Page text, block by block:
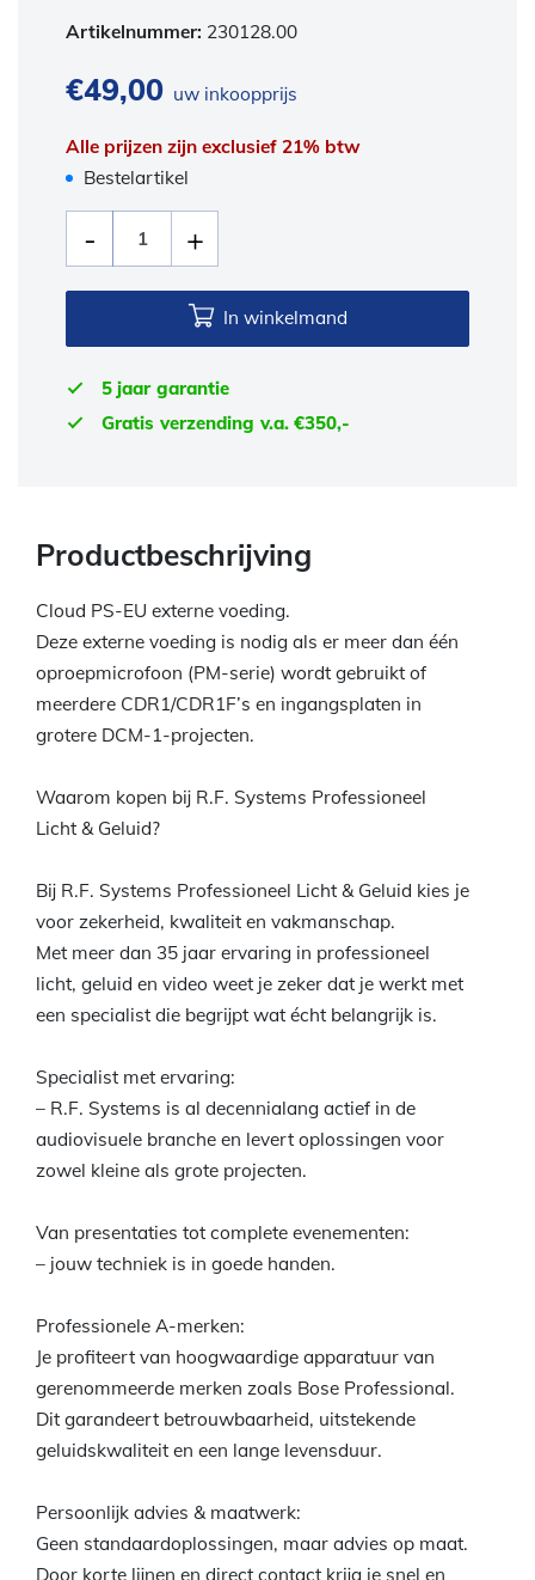
Artikelnummer: 230128.00
€49,00 uw inkoopprijs
Alle prijzen zijn exclusief 21% btw
Bestelartikel
In winkelmand
5 jaar garantie
Gratis verzending v.a. €350,-
Productbeschrijving
Cloud PS-EU externe voeding.
Deze externe voeding is nodig als er meer dan één
oproepmicrofoon (PM-serie) wordt gebruikt of
meerdere CDR1/CDR1F’s en ingangsplaten in
grotere DCM-1-projecten.
Waarom kopen bij R.F. Systems Professioneel
Licht & Geluid?
Bij R.F. Systems Professioneel Licht & Geluid kies je
voor zekerheid, kwaliteit en vakmanschap.
Met meer dan 35 jaar ervaring in professioneel
licht, geluid en video weet je zeker dat je werkt met
een specialist die begrijpt wat écht belangrijk is.
Specialist met ervaring:
– R.F. Systems is al decennialang actief in de
audiovisuele branche en levert oplossingen voor
zowel kleine als grote projecten.
Van presentaties tot complete evenementen:
– jouw techniek is in goede handen.
Professionele A-merken:
Je profiteert van hoogwaardige apparatuur van
gerenommeerde merken zoals Bose Professional.
Dit garandeert betrouwbaarheid, uitstekende
geluidskwaliteit en een lange levensduur.
Persoonlijk advies & maatwerk:
Geen standaardoplossingen, maar advies op maat.
Door korte lijnen en direct contact krijg je snel en